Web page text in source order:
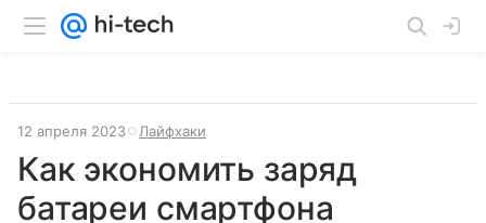
12 апреля 2023 Лайфхаки
Как экономить заряд
батареи смартфона